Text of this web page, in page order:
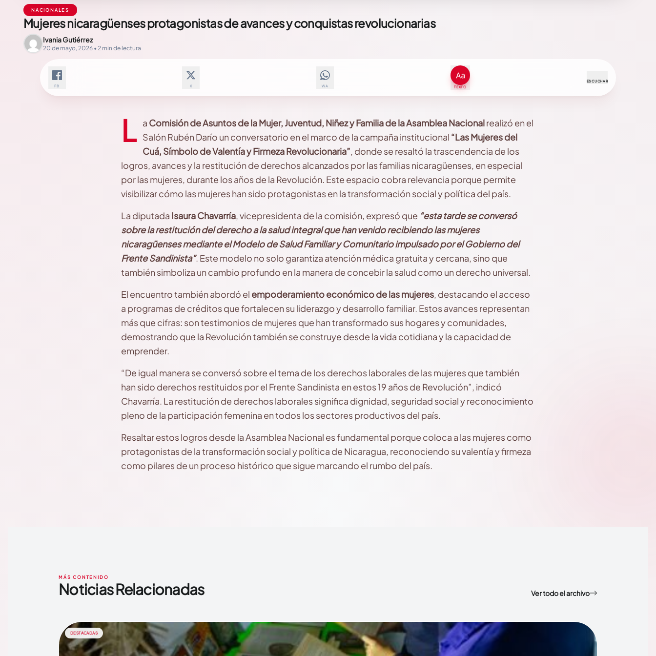
NACIONALES
Mujeres nicaragüenses protagonistas de avances y conquistas revolucionarias
Ivania Gutiérrez
20 de mayo, 2026 • 2 min de lectura
FB X WA TEXTO
ESCUCHAR
L a Comisión de Asuntos de la Mujer, Juventud, Niñez y Familia de la Asamblea Nacionalrealizó en el
Salón Rubén Darío un conversatorio en el marco de la campaña institucional “Las Mujeres del
Cuá, Símbolo de Valentía y Firmeza Revolucionaria”, donde se resaltó la trascendencia de los
logros, avances y la restitución de derechos alcanzados por las familias nicaragüenses, en especial
por las mujeres, durante los años de la Revolución. Este espacio cobra relevancia porque permite
visibilizar cómo las mujeres han sido protagonistas en la transformación social y política del país.
La diputada Isaura Chavarría, vicepresidenta de la comisión, expresó que “esta tarde se conversó
sobre la restitución del derecho a la salud integral que han venido recibiendo las mujeres
nicaragüenses mediante el Modelo de Salud Familiar y Comunitario impulsado por el Gobierno del
Frente Sandinista”. Este modelo no solo garantiza atención médica gratuita y cercana, sino que
también simboliza un cambio profundo en la manera de concebir la salud como un derecho universal.
El encuentro también abordó el empoderamiento económico de las mujeres, destacando el acceso
a programas de créditos que fortalecen su liderazgo y desarrollo familiar. Estos avances representan
más que cifras: son testimonios de mujeres que han transformado sus hogares y comunidades,
demostrando que la Revolución también se construye desde la vida cotidiana y la capacidad de
emprender.
“De igual manera se conversó sobre el tema de los derechos laborales de las mujeres que también
han sido derechos restituidos por el Frente Sandinista en estos 19 años de Revolución”, indicó
Chavarría. La restitución de derechos laborales significa dignidad, seguridad social y reconocimiento
pleno de la participación femenina en todos los sectores productivos del país.
Resaltar estos logros desde la Asamblea Nacional es fundamental porque coloca a las mujeres como
protagonistas de la transformación social y política de Nicaragua, reconociendo su valentía y firmeza
como pilares de un proceso histórico que sigue marcando el rumbo del país.
MÁS CONTENIDO
Noticias Relacionadas Ver todo el archivo
DESTACADAS